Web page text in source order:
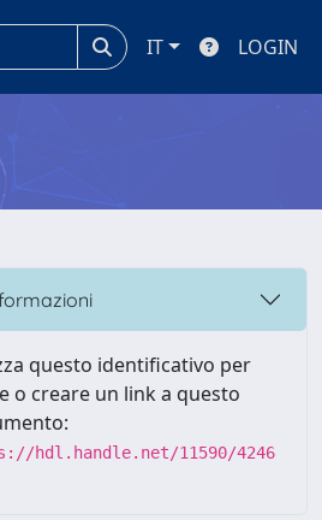
IT LOGIN
questo identificativo per
o creare un link a questo
hdl.handle.net/11590/4246